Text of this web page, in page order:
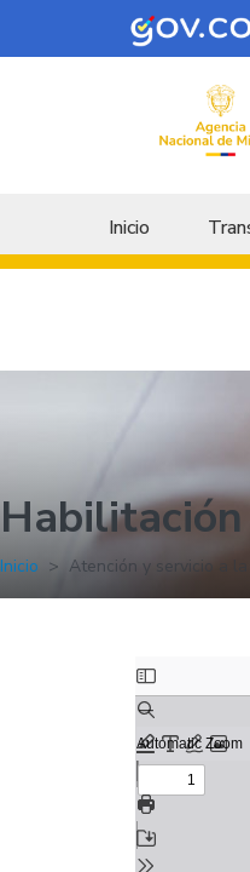
Skip to main content
Menu
Inicio
Inicio Atención y servicio a